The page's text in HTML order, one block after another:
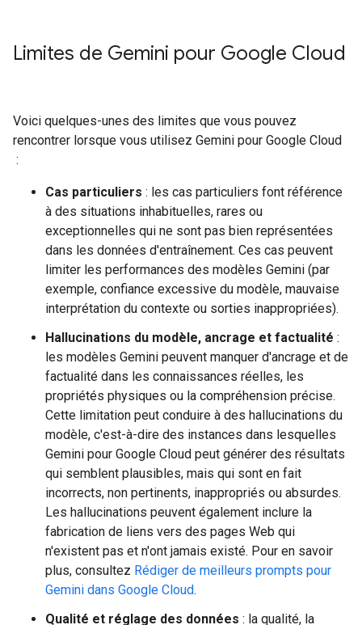
Limites de Gemini pour Google Cloud
Voici quelques-unes des limites que vous pouvez
rencontrer lorsque vous utilisez Gemini pour Google Cloud
:
Cas particuliers : les cas particuliers font référence
à des situations inhabituelles, rares ou
exceptionnelles qui ne sont pas bien représentées
dans les données d'entraînement. Ces cas peuvent
limiter les performances des modèles Gemini (par
exemple, confiance excessive du modèle, mauvaise
interprétation du contexte ou sorties inappropriées).
Hallucinations du modèle, ancrage et factualité :
les modèles Gemini peuvent manquer d'ancrage et de
factualité dans les connaissances réelles, les
propriétés physiques ou la compréhension précise.
Cette limitation peut conduire à des hallucinations du
modèle, c'est-à-dire des instances dans lesquelles
Gemini pour Google Cloud peut générer des résultats
qui semblent plausibles, mais qui sont en fait
incorrects, non pertinents, inappropriés ou absurdes.
Les hallucinations peuvent également inclure la
fabrication de liens vers des pages Web qui
n'existent pas et n'ont jamais existé. Pour en savoir
plus, consultez Rédiger de meilleurs prompts pour
Gemini dans Google Cloud.
Qualité et réglage des données : la qualité, la